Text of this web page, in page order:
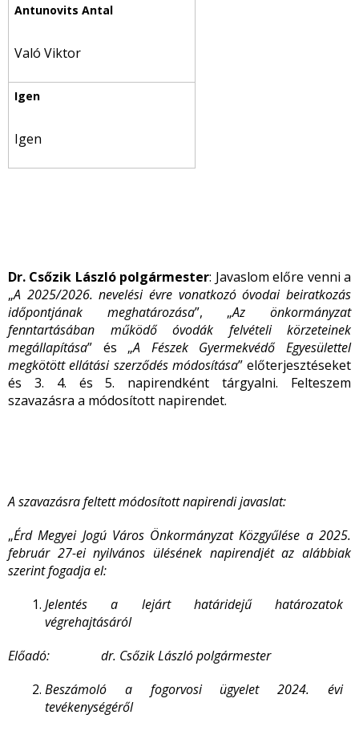
Való Viktor
Igen
Dr. Csőzik László polgármester: Javaslom előre venni a
„A 2025/2026. nevelési évre vonatkozó óvodai beiratkozás
időpontjának meghatározása”, „Az önkormányzat
fenntartásában működő óvodák felvételi körzeteinek
megállapítása” és „A Fészek Gyermekvédő Egyesülettel
megkötött ellátási szerződés módosítása” előterjesztéseket
és 3. 4. és 5. napirendként tárgyalni. Felteszem
szavazásra a módosított napirendet.
A szavazásra feltett módosított napirendi javaslat:
„Érd Megyei Jogú Város Önkormányzat Közgyűlése a 2025.
február 27-ei nyilvános ülésének napirendjét az alábbiak
szerint fogadja el:
Jelentés a lejárt határidejű határozatok
végrehajtásáról
Előadó: dr. Csőzik László polgármester
Beszámoló a fogorvosi ügyelet 2024. évi
tevékenységéről